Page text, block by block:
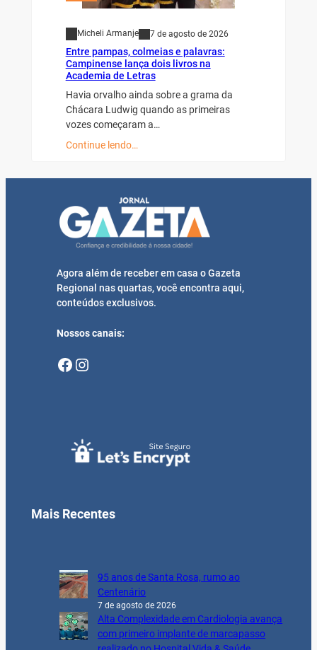
Micheli Armanje 7 de agosto de 2026
Entre pampas, colmeias e palavras:
Campinense lança dois livros na
Academia de Letras
Havia orvalho ainda sobre a grama da
Chácara Ludwig quando as primeiras
vozes começaram a…
Continue lendo…
Agora além de receber em casa o Gazeta
Regional nas quartas, você encontra aqui,
conteúdos exclusivos.
Nossos canais:
Facebook Instagram
Mais Recentes
95 anos de Santa Rosa, rumo ao
Centenário
7 de agosto de 2026
Alta Complexidade em Cardiologia avança
com primeiro implante de marcapasso